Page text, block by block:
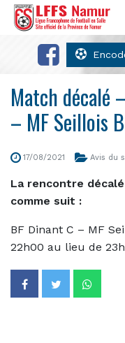
Match décalé
– MF Seillois B
17/08/2021 Avis du
La rencontre
comme suit :
BF Dinant C – MF
22h00 au lieu de